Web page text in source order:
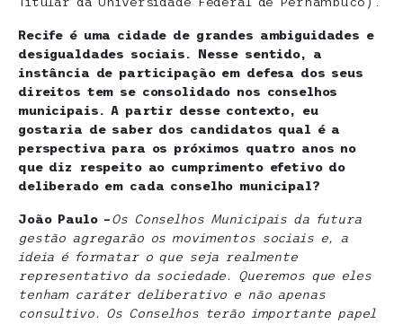
Recife é uma cidade de grandes ambiguidades e
desigualdades sociais. Nesse sentido, a
instância de participação em defesa dos seus
direitos tem se consolidado nos conselhos
municipais. A partir desse contexto, eu
gostaria de saber dos candidatos qual é a
perspectiva para os próximos quatro anos no
que diz respeito ao cumprimento efetivo do
deliberado em cada conselho municipal?
João Paulo –Os Conselhos Municipais da futura
gestão agregarão os movimentos sociais e, a
ideia é formatar o que seja realmente
representativo da sociedade. Queremos que eles
tenham caráter deliberativo e não apenas
consultivo. Os Conselhos terão importante papel